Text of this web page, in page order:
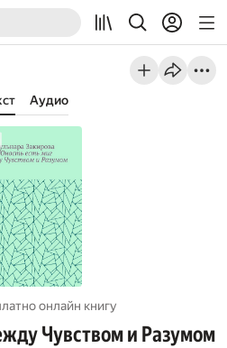
Аудио
онлайн книгу
Чувством и Разумом